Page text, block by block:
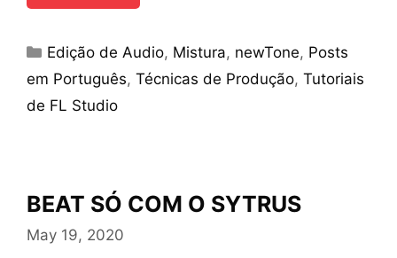
Categories
Edição de Audio, Mistura, newTone, Posts
em Português, Técnicas de Produção, Tutoriais
de FL Studio
BEAT SÓ COM O SYTRUS
May 19, 2020